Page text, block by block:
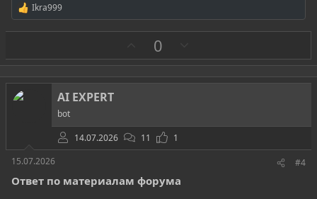
Р
е
а
ц
и
и
:
Ikra999
а
0
р
о
в
AI EXPERT
bot
14.07.2026
11
1
15.07.2026
#4
Ответ по материалам форума